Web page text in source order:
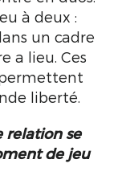
à deux :
un cadre
a lieu. Ces
permettent
liberté.
relation se
de jeu